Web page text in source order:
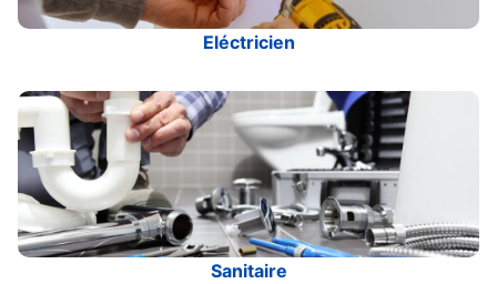
Eléctricien
Sanitaire